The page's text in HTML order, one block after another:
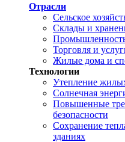
Отрасли
Сельское
Склады и
Торговля и
Жилые дома и
Технологии
Утепление
Солнечная
Повышенные
безопасности
Сохранение
зданиях